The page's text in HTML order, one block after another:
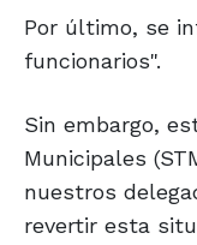
Por último, se
funcionarios".
Sin embargo,
Municipales
nuestros
revertir esta